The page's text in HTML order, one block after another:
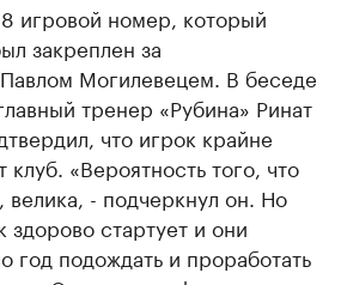
игровой номер, который
закреплен за
Могилевецем. В беседе
тренер «Рубина» Ринат
что игрок крайне
клуб. «Вероятность того, что
велика, - подчеркнул он. Но
здорово стартует и они
год подождать и проработать